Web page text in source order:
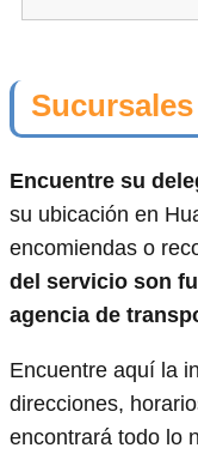
Encuentre su
su ubicación en
encomiendas o
del servicio son
agencia de
Encuentre aquí la
direcciones,
encontrará todo lo